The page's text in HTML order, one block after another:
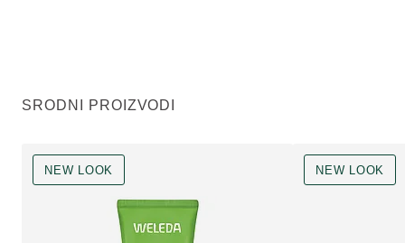
SRODNI PROIZVODI
NEW LOOK NEW LOOK